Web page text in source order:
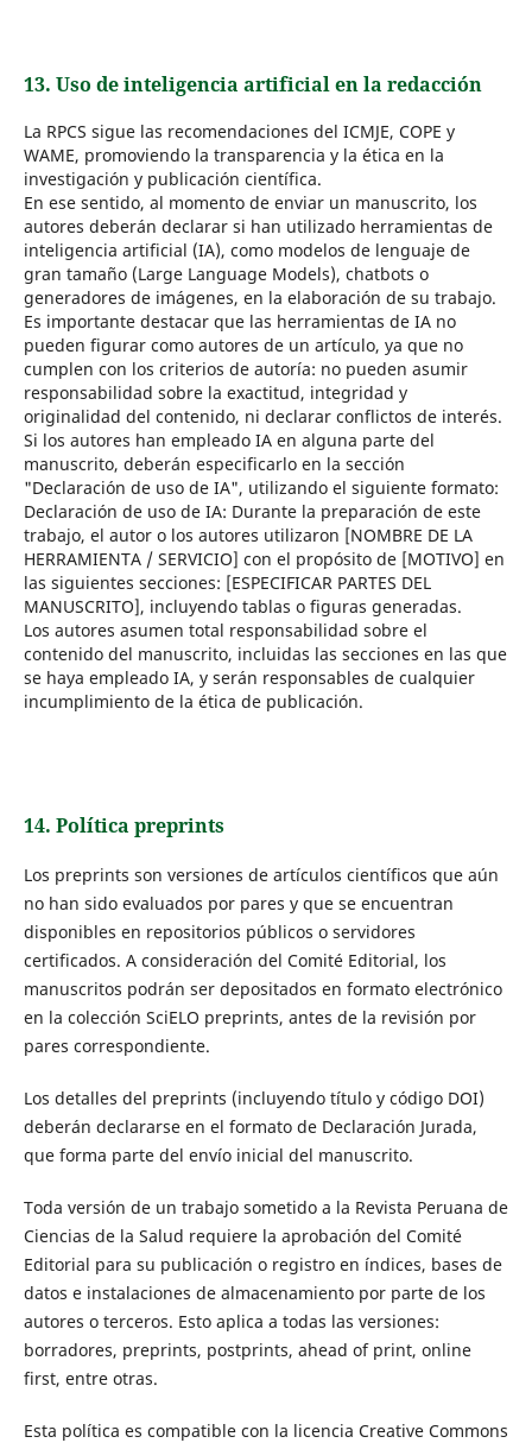
13. Uso de inteligencia artificial en la redacción
La RPCS sigue las recomendaciones del ICMJE, COPE y
WAME, promoviendo la transparencia y la ética en la
investigación y publicación científica.
En ese sentido, al momento de enviar un manuscrito, los
autores deberán declarar si han utilizado herramientas de
inteligencia artificial (IA), como modelos de lenguaje de
gran tamaño (Large Language Models), chatbots o
generadores de imágenes, en la elaboración de su trabajo.
Es importante destacar que las herramientas de IA no
pueden figurar como autores de un artículo, ya que no
cumplen con los criterios de autoría: no pueden asumir
responsabilidad sobre la exactitud, integridad y
originalidad del contenido, ni declarar conflictos de interés.
Si los autores han empleado IA en alguna parte del
manuscrito, deberán especificarlo en la sección
"Declaración de uso de IA", utilizando el siguiente formato:
Declaración de uso de IA: Durante la preparación de este
trabajo, el autor o los autores utilizaron [NOMBRE DE LA
HERRAMIENTA / SERVICIO] con el propósito de [MOTIVO] en
las siguientes secciones: [ESPECIFICAR PARTES DEL
MANUSCRITO], incluyendo tablas o figuras generadas.
Los autores asumen total responsabilidad sobre el
contenido del manuscrito, incluidas las secciones en las que
se haya empleado IA, y serán responsables de cualquier
incumplimiento de la ética de publicación.
14. Política preprints
Los preprints son versiones de artículos científicos que aún
no han sido evaluados por pares y que se encuentran
disponibles en repositorios públicos o servidores
certificados. A consideración del Comité Editorial, los
manuscritos podrán ser depositados en formato electrónico
en la colección SciELO preprints, antes de la revisión por
pares correspondiente.
Los detalles del preprints (incluyendo título y código DOI)
deberán declararse en el formato de Declaración Jurada,
que forma parte del envío inicial del manuscrito.
Toda versión de un trabajo sometido a la Revista Peruana de
Ciencias de la Salud requiere la aprobación del Comité
Editorial para su publicación o registro en índices, bases de
datos e instalaciones de almacenamiento por parte de los
autores o terceros. Esto aplica a todas las versiones:
borradores, preprints, postprints, ahead of print, online
first, entre otras.
Esta política es compatible con la licencia Creative Commons